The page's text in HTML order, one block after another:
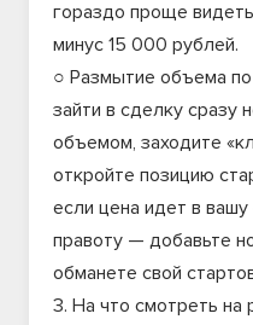
гораздо проще
минус 15 000 рублей.
○ Размытие объема
зайти в сделку
объемом, заходите
откройте позицию
если цена идет в
правоту — добавьте
обманете свой
3. На что смотреть на